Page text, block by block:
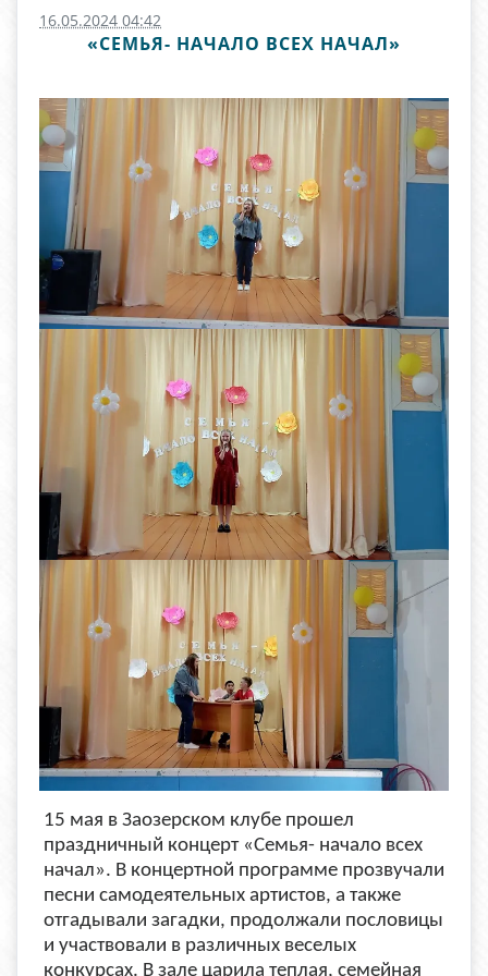
16.05.2024 04:42
«СЕМЬЯ- НАЧАЛО ВСЕХ НАЧАЛ»
15 мая в Заозерском клубе прошел
праздничный концерт «Семья- начало всех
начал». В концертной программе прозвучали
песни самодеятельных артистов, а также
отгадывали загадки, продолжали пословицы
и участвовали в различных веселых
конкурсах. В зале царила теплая, семейная